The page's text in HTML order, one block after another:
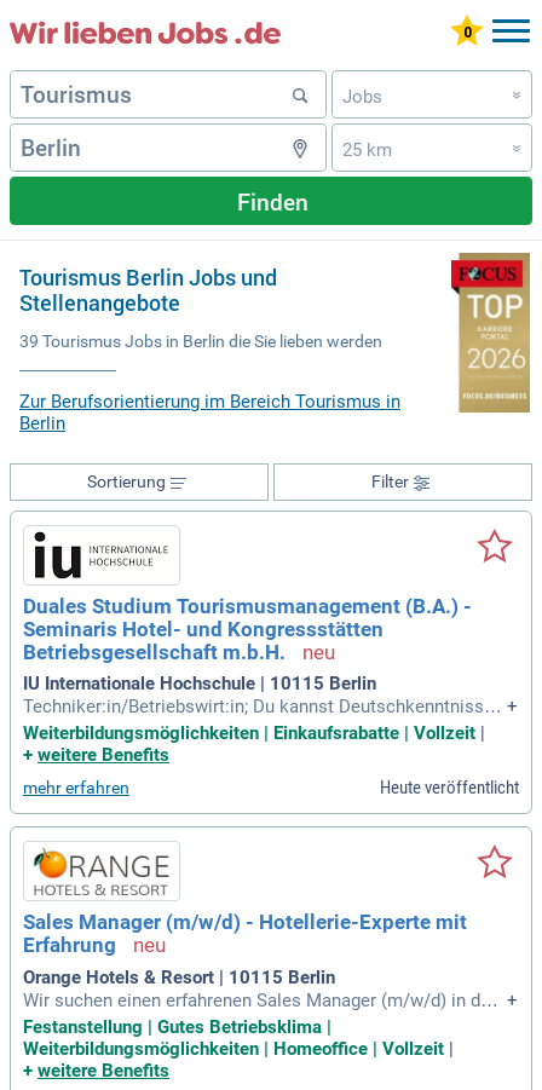
Jobs »
25 km »
Finden
Tourismus Berlin Jobs und
Stellenangebote
39 Tourismus Jobs in Berlin die Sie lieben werden
Zur Berufsorientierung im Bereich Tourismus in
Berlin
Filter
Sortierung
Duales Studium Tourismusmanagement (B.A.) -
Seminaris Hotel- und Kongressstätten
Betriebsgesellschaft m.b.H.
IU Internationale Hochschule | 10115 Berlin
Techniker:in/Betriebswirt:in; Du kannst Deutschkenntnisse
gemäß Sprachniveau B2 nachweisen und hast gute Englisch
kenntnisse; Du passt zu uns, wenn Du in Potsdam oder in de
an Tourismus, Hotellerie
+
Weiterbildungsmöglichkeiten | Einkaufsrabatte | Vollzeit
+ weitere Benefits
mehr erfahren Heute veröffentlicht
Sales Manager (m/w/d) - Hotellerie-Experte mit
Erfahrung
Orange Hotels & Resort | 10115 Berlin
Wir suchen einen erfahrenen Sales Manager (m/w/d) in der
Hotellerie, der strategisch mit unseren Hoteldirektoren und
Operations Managern zusammenarbeitet. Ihre Hauptaufgab
e ist der gezielte Verkauf von Hotelzimmern und die Mitgest
+
Festanstellung | Gutes Betriebsklima |
Weiterbildungsmöglichkeiten | Homeoffice | Vollzeit |
+ weitere Benefits